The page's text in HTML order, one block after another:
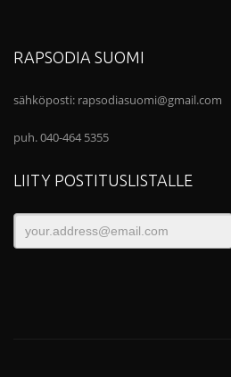
RAPSODIA SUOMI
sähköposti: rapsodiasuomi@gmail.com
puh. 040-464 5355
LIITY POSTITUSLISTALLE